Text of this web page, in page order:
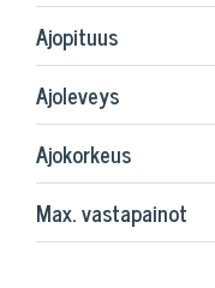
Ajopituus
Ajoleveys
Ajokorkeus
Max. vastapainot